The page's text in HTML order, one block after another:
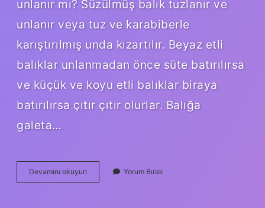
unlanır mı? Süzülmüş balık tuzlanır ve
unlanır veya tuz ve karabiberle
karıştırılmış unda kızartılır. Beyaz etli
balıklar unlanmadan önce süte batırılırsa
ve küçük ve koyu etli balıklar biraya
batırılırsa çıtır çıtır olurlar. Balığa
galeta…
Devamını okuyun
Un
Yorum Bırak